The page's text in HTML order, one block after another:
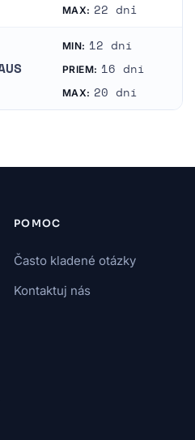
MAX: 22 dni
MIN: 12 dní
PRIEM: 16 dní
MAX: 20 dní
POMOC
Často kladené otázky
Kontaktuj nás